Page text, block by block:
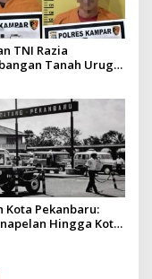
TNI Razia
Tanah Urug,
Kota Pekanbaru:
Hingga Kota